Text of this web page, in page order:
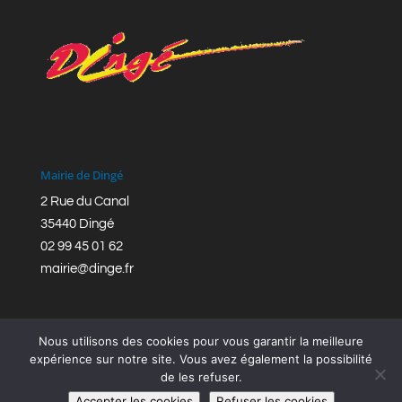
Mairie de Dingé
2 Rue du Canal
35440 Dingé
02 99 45 01 62
mairie@dinge.fr
Réalisation © Mairie de Dingé,Bretagne Romantique
Nous utilisons des cookies pour vous garantir la meilleure
expérience sur notre site. Vous avez également la possibilité
de les refuser.